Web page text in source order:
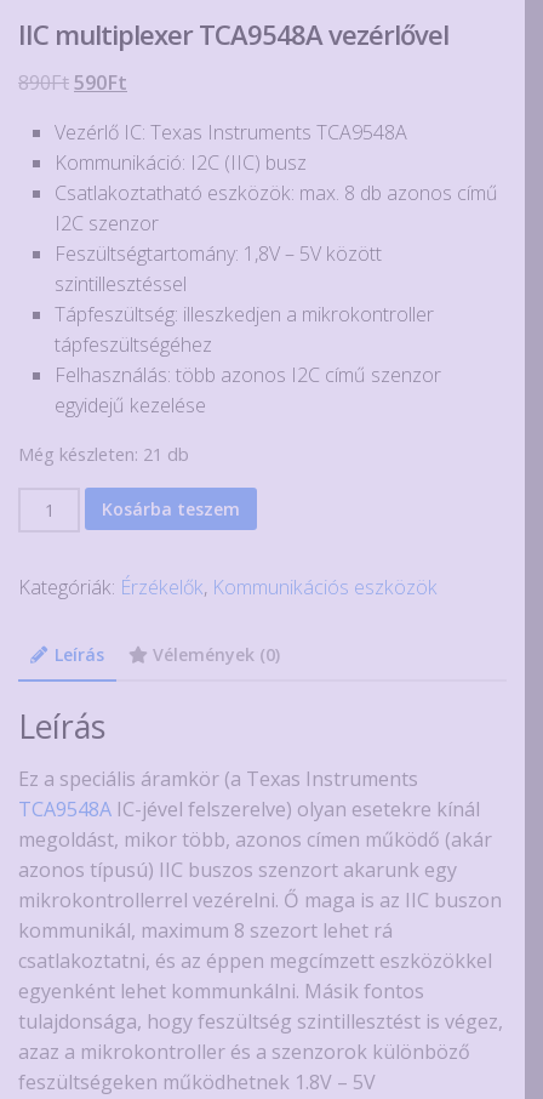
IIC multiplexer TCA9548A vezérlővel
890FtOriginal
was:
890Ft.
590Ft
is:
590Ft.
Vezérlő IC: Texas Instruments TCA9548A
Kommunikáció: I2C (IIC) busz
Csatlakoztatható eszközök: max. 8 db azonos című
I2C szenzor
Feszültségtartomány: 1,8V – 5V között
szintillesztéssel
Tápfeszültség: illeszkedjen a mikrokontroller
tápfeszültségéhez
Felhasználás: több azonos I2C című szenzor
egyidejű kezelése
Még készleten: 21 db
multiplexer
vezérlővel
Kosárba teszem
Kategóriák: Érzékelők, Kommunikációs eszközök
Leírás Vélemények (0)
Leírás
Ez a speciális áramkör (a Texas Instruments
TCA9548A IC-jével felszerelve) olyan esetekre kínál
megoldást, mikor több, azonos címen működő (akár
azonos típusú) IIC buszos szenzort akarunk egy
mikrokontrollerrel vezérelni. Ő maga is az IIC buszon
kommunikál, maximum 8 szezort lehet rá
csatlakoztatni, és az éppen megcímzett eszközökkel
egyenként lehet kommunkálni. Másik fontos
tulajdonsága, hogy feszültség szintillesztést is végez,
azaz a mikrokontroller és a szenzorok különböző
feszültségeken működhetnek 1.8V – 5V